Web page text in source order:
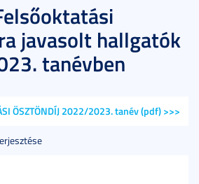
javasolt hallgatók
tanévben
ÖSZTÖNDÍJ 2022/2023. tanév (pdf) >>>